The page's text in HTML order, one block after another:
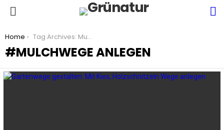
You are here:
Home Tag Archives: Mulchwege anlegen
MULCHWEGE ANLEGEN